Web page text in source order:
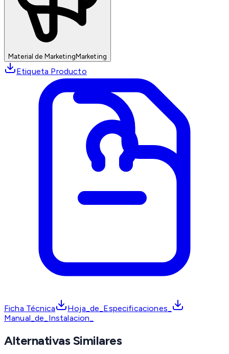
Material de MarketingMarketing
Etiqueta Producto
Ficha Técnica
Hoja_de_Especificaciones_
Manual_de_Instalacion_
Alternativas Similares